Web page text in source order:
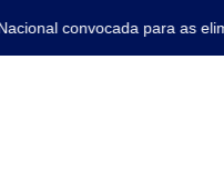
convocada para as